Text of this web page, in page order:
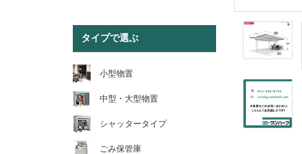
タイプで選ぶ
小型物置
中型・大型物置
シャッタータイプ
ごみ保管庫